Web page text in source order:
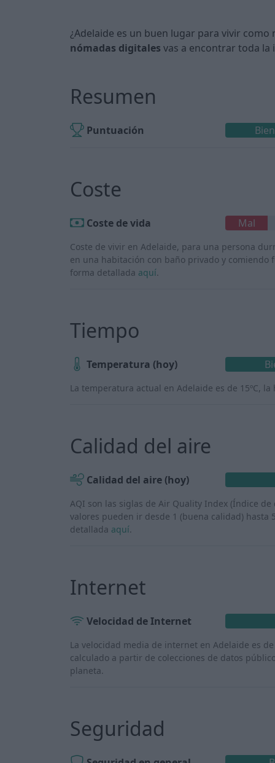
¿Adelaide es un buen lugar para vivir como
nómadas digitales vas a encontrar toda la
Resumen
Puntuación Bien
Coste
Coste de vida Mal
Coste de vivir en Adelaide, para una persona
en una habitación con baño privado y comiendo
forma detallada aquí.
Tiempo
Temperatura (hoy)
La temperatura actual en Adelaide es de 15ºC,
Calidad del aire
Calidad del aire (hoy)
AQI son las siglas de Air Quality Index (Índice
valores pueden ir desde 1 (buena calidad) hasta
detallada aquí.
Internet
Velocidad de Internet
La velocidad media de internet en Adelaide es
calculado a partir de colecciones de datos
planeta.
Seguridad